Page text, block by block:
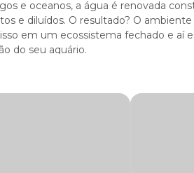
e oceanos, a água é renovada
e diluídos. O resultado? O
em um ecossistema fechado e aí
do seu aquário.
fechado, menor e com
limpo e livre de resíduos é